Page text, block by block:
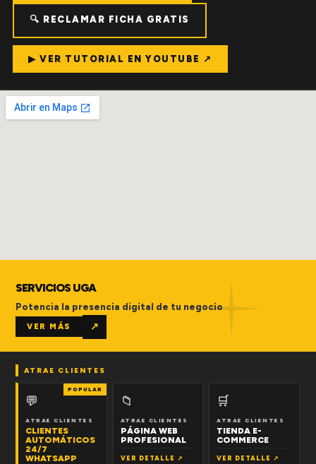
🔍 RECLAMAR FICHA GRATIS
▶ VER TUTORIAL EN YOUTUBE ↗
SERVICIOS UGA
Potencia la presencia digital de tu negocio
VER MÁS ↗
ATRAE CLIENTES
POPULAR
💬
ATRAE CLIENTES
CLIENTES
AUTOMÁTICOS
24/7
WHATSAPP
📁
ATRAE CLIENTES
PÁGINA WEB
PROFESIONAL
VER DETALLE ↗
🛒
ATRAE CLIENTES
TIENDA E-
COMMERCE
VER DETALLE ↗